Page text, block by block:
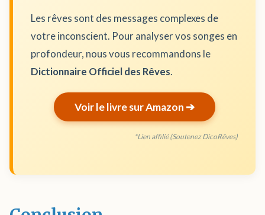
Les rêves sont des messages complexes de
votre inconscient. Pour analyser vos songes en
profondeur, nous vous recommandons le
Dictionnaire Officiel des Rêves.
Voir le livre sur Amazon ➔
*Lien affilié (Soutenez DicoRêves)